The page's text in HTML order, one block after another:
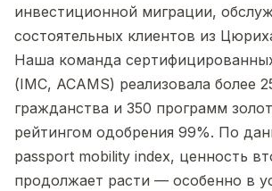
инвестиционной миграции,
состоятельных клиентов из
Наша команда
(IMC, ACAMS) реализовала более
гражданства и 350 программ
рейтингом одобрения 99%. По
passport mobility index, ценность
продолжает расти — особенно в